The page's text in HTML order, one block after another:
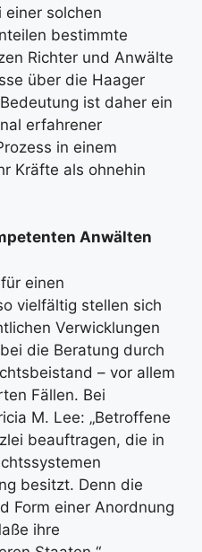
solchen
bestimmte
Richter und Anwälte
über die Haager
ist daher ein
erfahrener
in einem
Kräfte als ohnehin
Anwälten
einen
vielfältig stellen sich
Verwicklungen
die Beratung durch
– vor allem
Fällen. Bei
M. Lee: „Betroffene
beauftragen, die in
besitzt. Denn die
Form einer Anordnung
ihre